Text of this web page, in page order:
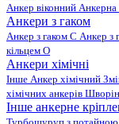
Анкер віконний Анкерна
Анкери з гаком
Анкер з гаком C Анкер з
кільцем O
Анкери хімічні
Інше Анкер хімічний
хімічних анкерів
Інше анкерне